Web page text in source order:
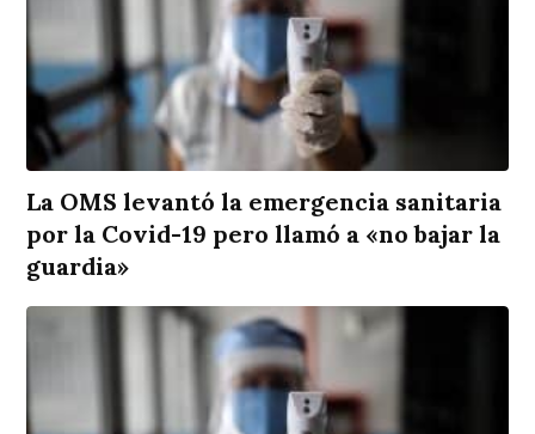
La OMS levantó la emergencia sanitaria
por la Covid-19 pero llamó a «no bajar la
guardia»